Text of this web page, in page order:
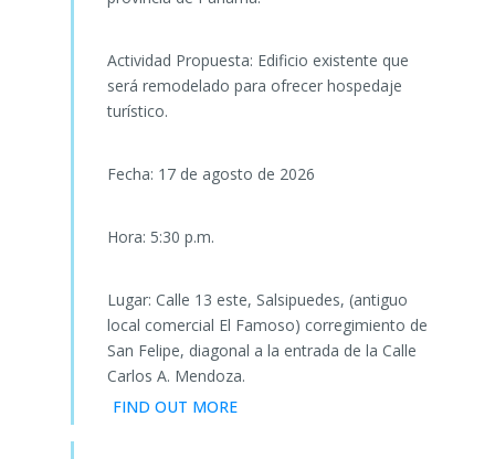
Actividad Propuesta: Edificio existente que
será remodelado para ofrecer hospedaje
turístico.
Fecha: 17 de agosto de 2026
Hora: 5:30 p.m.
Lugar: Calle 13 este, Salsipuedes, (antiguo
local comercial El Famoso) corregimiento de
San Felipe, diagonal a la entrada de la Calle
Carlos A. Mendoza.
FIND OUT MORE